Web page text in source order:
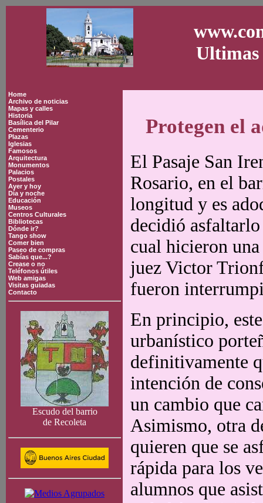
Ultimas
Home
Archivo de noticias
Mapas y calles
Historia
Basílica del Pilar
Cementerio
Plazas
Iglesias
Famosos
Arquitectura
Monumentos
Palacios
Postales
Ayer y hoy
Día y noche
Educación
Museos
Centros Culturales
Bibliotecas
Dónde ir?
Tango show
Comer bien
Paseo de compras
Sabías que...?
Crease o no
Teléfonos útiles
Web amigas
Visitas guiadas
Contacto
Escudo del barrio
de Recoleta
Protegen el
El Pasaje San
Rosario, en el
longitud y es
decidió
cual hicieron
juez Victor
fueron
En principio,
urbanístico
definitivamente
intención de
un cambio que
Asimismo, otra
quieren que se
rápida para los
alumnos que